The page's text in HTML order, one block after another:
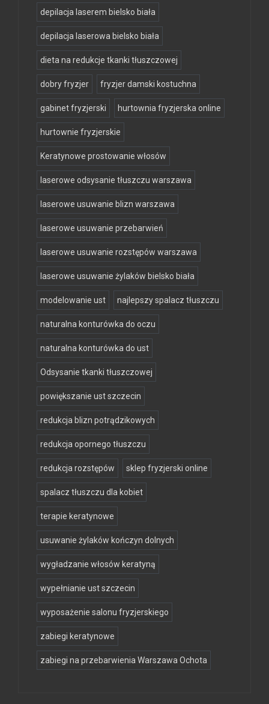
depilacja laserem bielsko biała
depilacja laserowa bielsko biała
dieta na redukcje tkanki tłuszczowej
dobry fryzjer fryzjer damski kostuchna
gabinet fryzjerski hurtownia fryzjerska online
hurtownie fryzjerskie
Keratynowe prostowanie włosów
laserowe odsysanie tłuszczu warszawa
laserowe usuwanie blizn warszawa
laserowe usuwanie przebarwień
laserowe usuwanie rozstępów warszawa
laserowe usuwanie żylaków bielsko biała
modelowanie ust najlepszy spalacz tłuszczu
naturalna konturówka do oczu
naturalna konturówka do ust
Odsysanie tkanki tłuszczowej
powiększanie ust szczecin
redukcja blizn potrądzikowych
redukcja opornego tłuszczu
redukcja rozstępów sklep fryzjerski online
spalacz tłuszczu dla kobiet
terapie keratynowe
usuwanie żylaków kończyn dolnych
wygładzanie włosów keratyną
wypełnianie ust szczecin
wyposażenie salonu fryzjerskiego
zabiegi keratynowe
zabiegi na przebarwienia Warszawa Ochota